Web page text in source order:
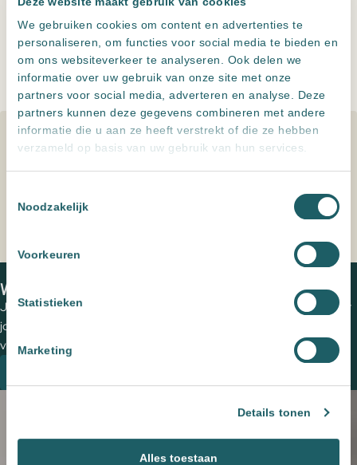
We gebruiken cookies om content en advertenties te
personaliseren, om functies voor social media te bieden en
om ons websiteverkeer te analyseren. Ook delen we
informatie over uw gebruik van onze site met onze
partners voor social media, adverteren en analyse. Deze
partners kunnen deze gegevens combineren met andere
informatie die u aan ze heeft verstrekt of die ze hebben
verzameld op basis van uw gebruik van hun services.
Noodzakelijk
Voorkeuren
Statistieken
Marketing
Details tonen
Alles toestaan
Ash
aantal
m2
Toevoegen aan offerte
Leveren meerdere landen maaralleen ophalen in NL
Altijdzeer scherp geprijsd
Persoonlijk advies, een offerte op maat
Specificaties
We zien je graag in een van onze showrooms
Jouw wensen op papier zetten en de perfecte tegels uitzoeken voor
jouw (buiten)ruimte? Plan een vrijblijvende kennismaking met een
van onze adviseurs om de mogelijkheden te bespreken.